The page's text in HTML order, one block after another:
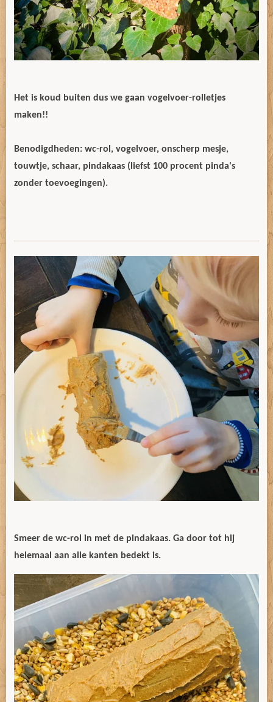
Het is koud buiten dus we gaan vogelvoer-rolletjes
maken!!
Benodigdheden: wc-rol, vogelvoer, onscherp mesje,
touwtje, schaar, pindakaas (liefst 100 procent pinda's
zonder toevoegingen).
Smeer de wc-rol in met de pindakaas. Ga door tot hij
helemaal aan alle kanten bedekt is.